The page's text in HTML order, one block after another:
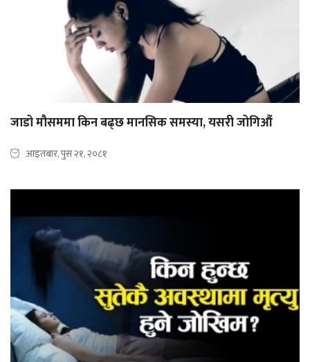
जाडो मौसममा किन बढ्छ मानसिक समस्या, यसरी जोगिऔं
आइतबार, पुस २१, २०८१